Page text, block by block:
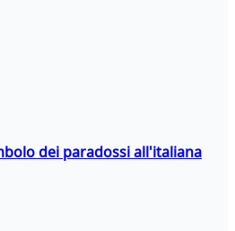
dei paradossi all'italiana